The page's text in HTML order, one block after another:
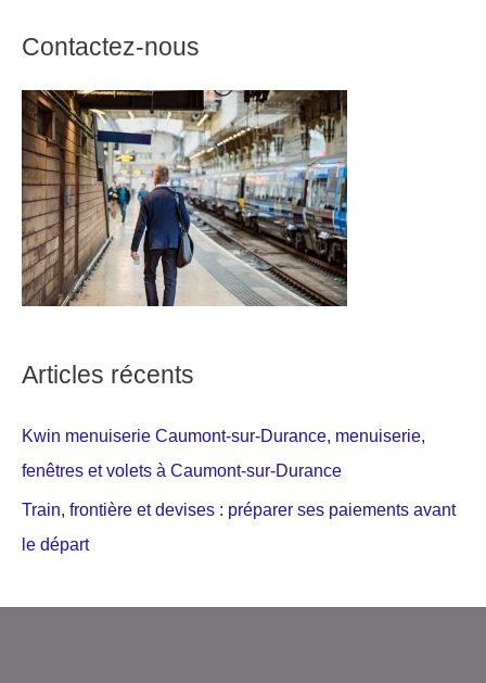
Contactez-nous
Articles récents
Kwin menuiserie Caumont-sur-Durance, menuiserie,
fenêtres et volets à Caumont-sur-Durance
Train, frontière et devises : préparer ses paiements avant
le départ